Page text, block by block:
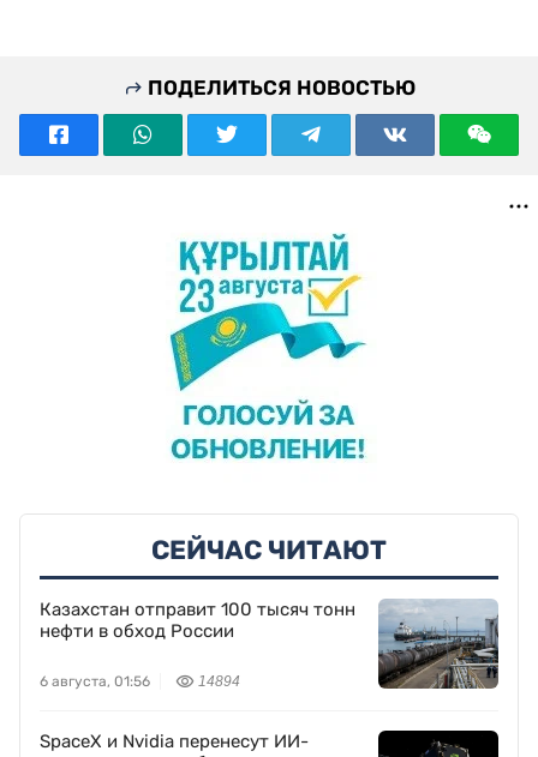
ПОДЕЛИТЬСЯ НОВОСТЬЮ
СЕЙЧАС ЧИТАЮТ
Казахстан отправит 100 тысяч тонн
нефти в обход России
6 августа, 01:56 14894
SpaceX и Nvidia перенесут ИИ-